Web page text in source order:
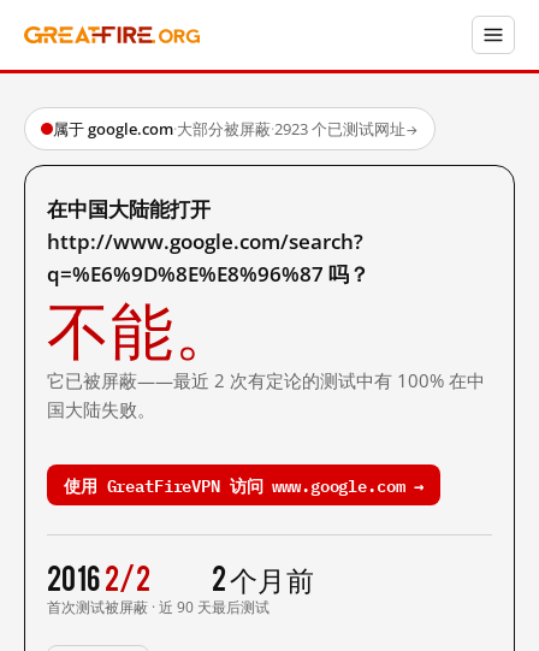
属于 google.com·大部分被屏蔽·2923 个已测试网址→
在中国大陆能打开
http://www.google.com/search?
q=%E6%9D%8E%E8%96%87 吗？
不能。
它已被屏蔽——最近 2 次有定论的测试中有 100% 在中
国大陆失败。
使用 GreatFireVPN 访问 www.google.com →
2016
首次测试
2/2
被屏蔽 · 近 90 天
2 个月前
最后测试